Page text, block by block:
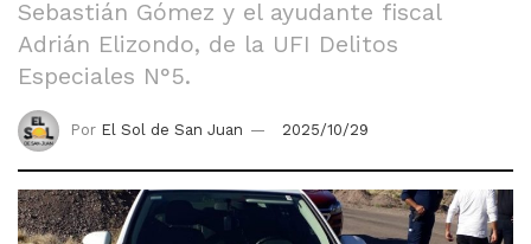
Sebastián Gómez y el ayudante fiscal
Adrián Elizondo, de la UFI Delitos
Especiales N°5.
Por El Sol de San Juan 2025/10/29